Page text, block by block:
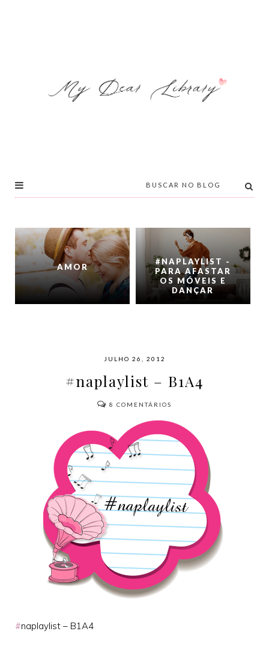
AMOR
#NAPLAYLIST -
PARA AFASTAR
OS MÓVEIS E
DANÇAR
JULHO 26, 2012
#naplaylist – B1A4
8 COMENTÁRIOS
#naplaylist – B1A4